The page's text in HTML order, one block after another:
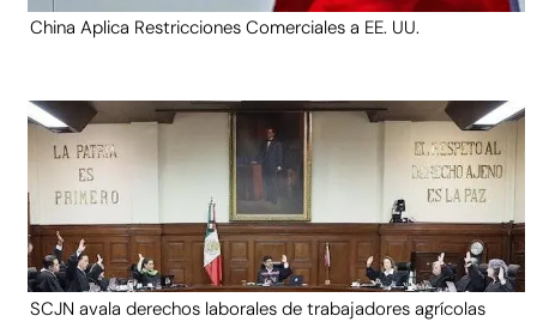
China Aplica Restricciones Comerciales a EE. UU.
SCJN avala derechos laborales de trabajadores agrícolas